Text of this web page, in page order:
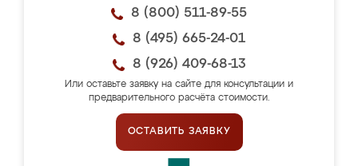
8 (800) 511-89-55
8 (495) 665-24-01
8 (926) 409-68-13
Или оставьте заявку на сайте для консультации и
предварительного расчёта стоимости.
ОСТАВИТЬ ЗАЯВКУ